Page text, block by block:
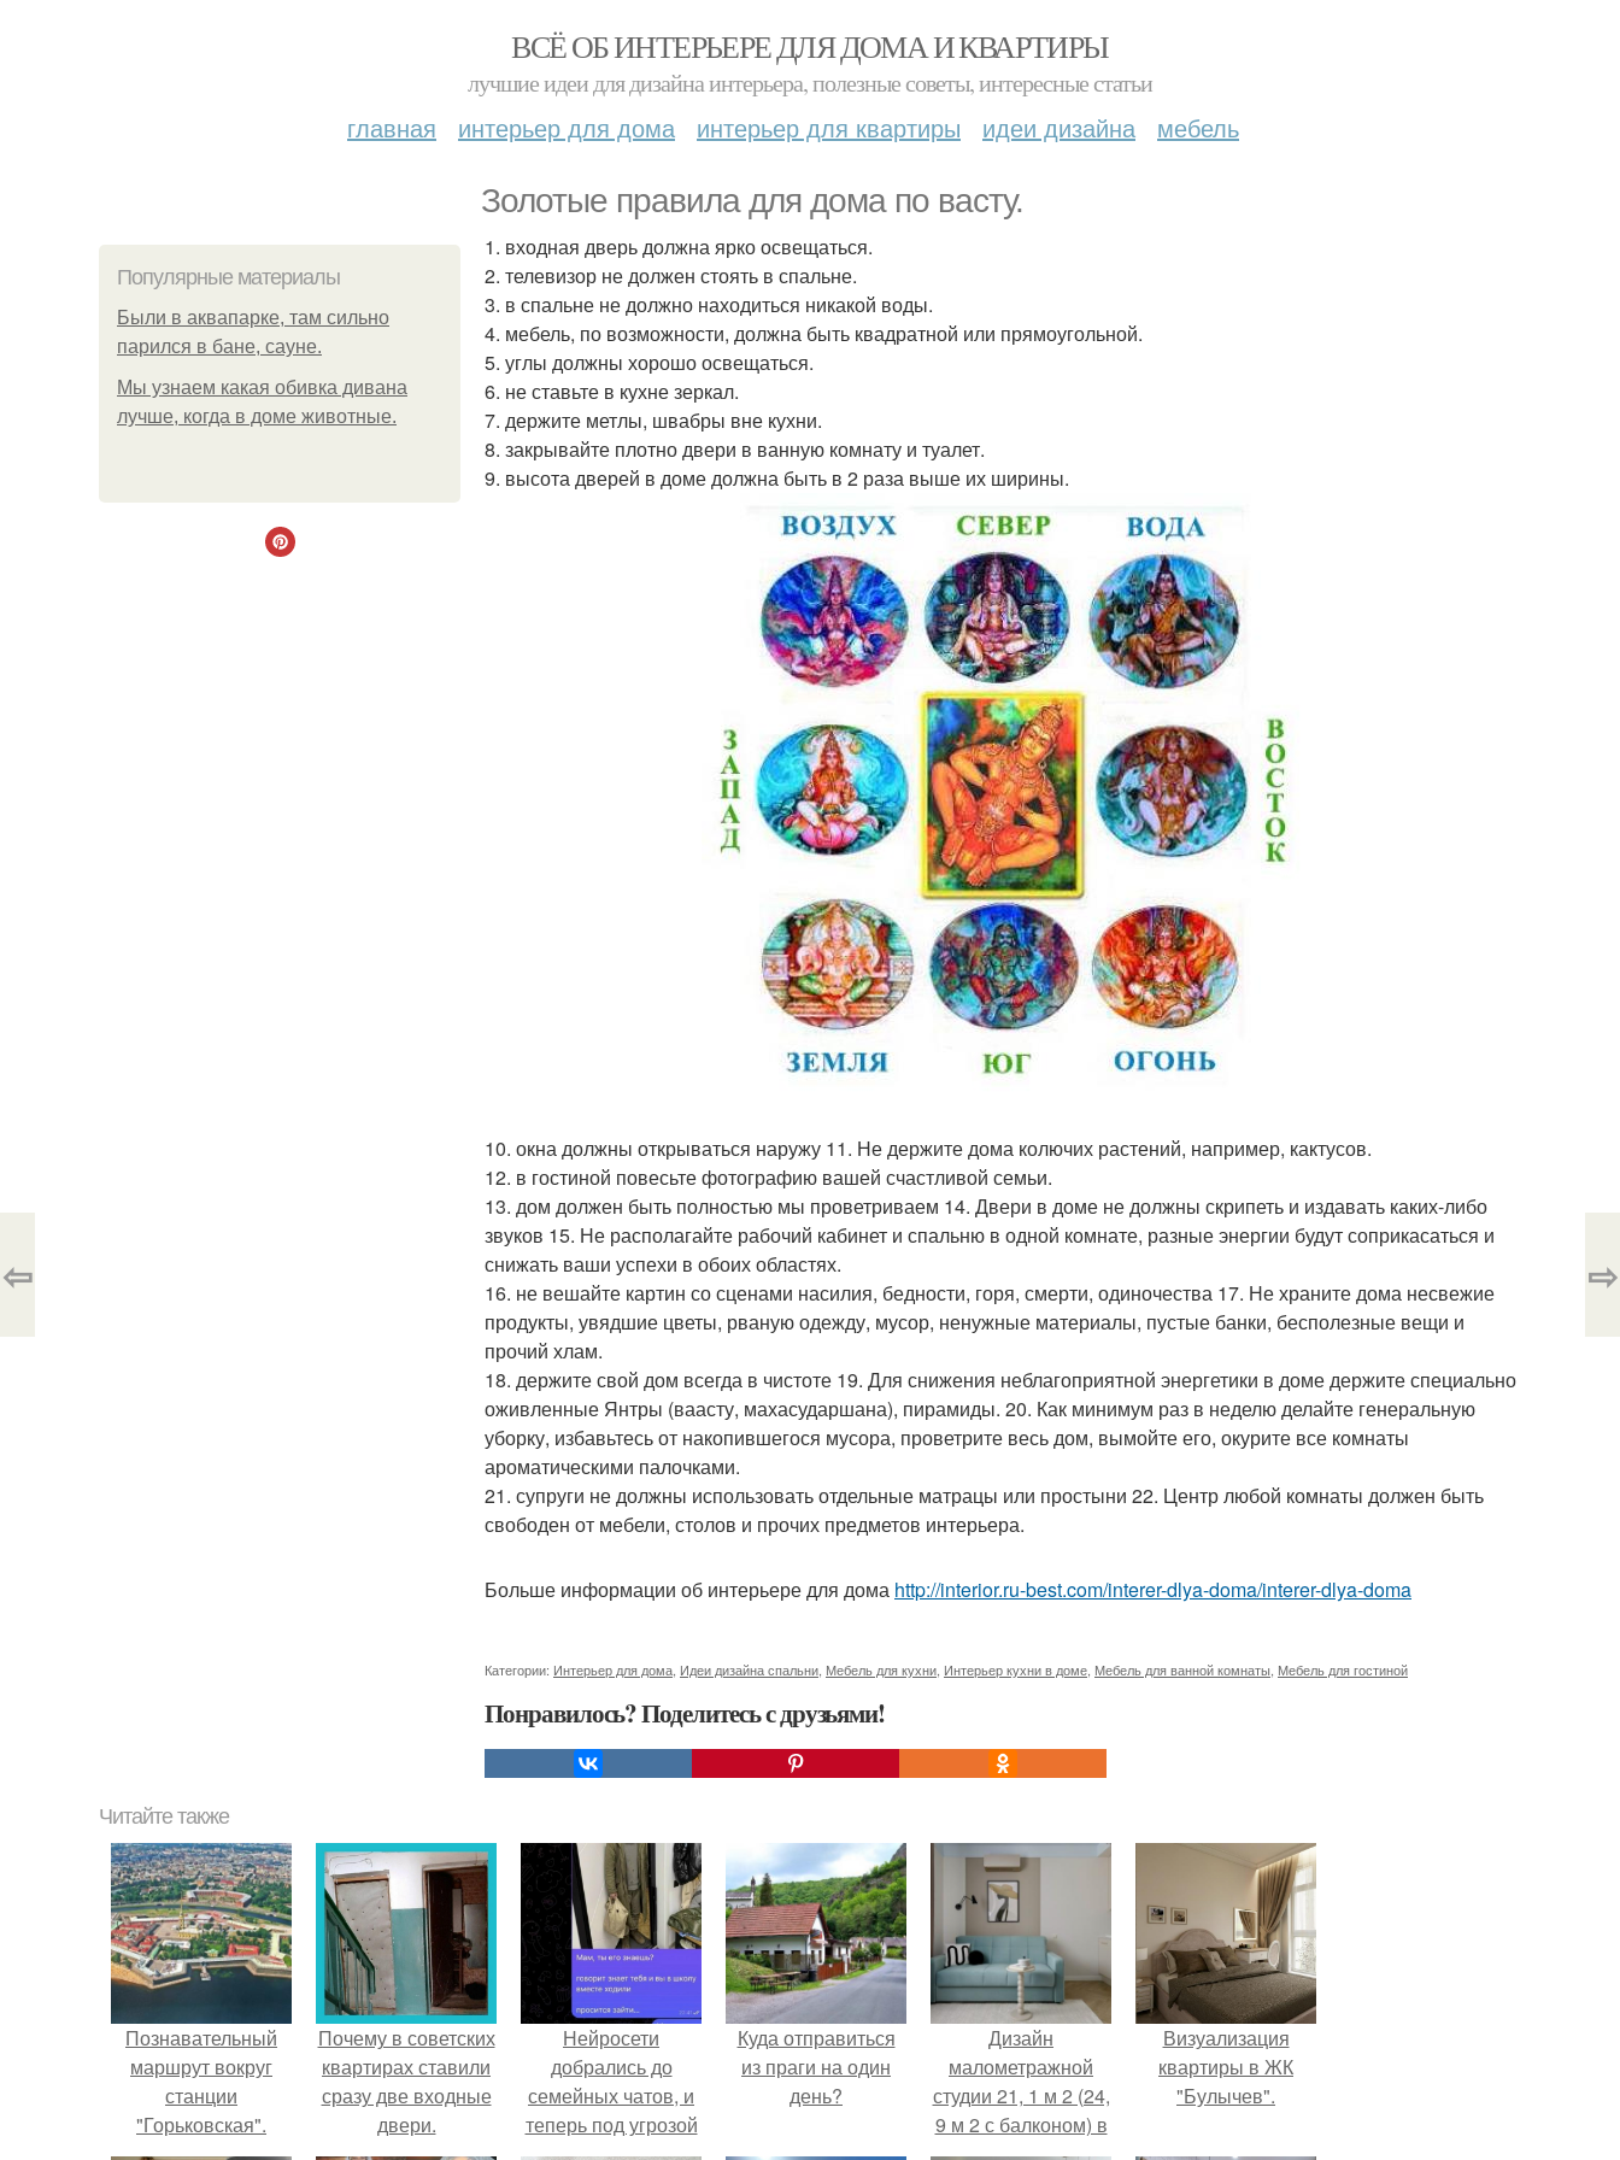
ВСЁ ОБ ИНТЕРЬЕРЕ ДЛЯ ДОМА И КВАРТИРЫ
лучшие идеи для дизайна интерьера, полезные советы, интересные статьи
главная интерьер для дома интерьер для квартиры идеи дизайна мебель
Золотые правила для дома по васту.
Популярные материалы
Были в аквапарке, там сильно
парился в бане, сауне.
Мы узнаем какая обивка дивана
лучше, когда в доме животные.
1. входная дверь должна ярко освещаться.
2. телевизор не должен стоять в спальне.
3. в спальне не должно находиться никакой воды.
4. мебель, по возможности, должна быть квадратной или прямоугольной.
5. углы должны хорошо освещаться.
6. не ставьте в кухне зеркал.
7. держите метлы, швабры вне кухни.
8. закрывайте плотно двери в ванную комнату и туалет.
9. высота дверей в доме должна быть в 2 раза выше их ширины.
10. окна должны открываться наружу 11. Не держите дома колючих растений, например, кактусов.
12. в гостиной повесьте фотографию вашей счастливой семьи.
13. дом должен быть полностью мы проветриваем 14. Двери в доме не должны скрипеть и издавать каких-либо
звуков 15. Не располагайте рабочий кабинет и спальню в одной комнате, разные энергии будут соприкасаться и
снижать ваши успехи в обоих областях.
16. не вешайте картин со сценами насилия, бедности, горя, смерти, одиночества 17. Не храните дома несвежие
продукты, увядшие цветы, рваную одежду, мусор, ненужные материалы, пустые банки, бесполезные вещи и
прочий хлам.
18. держите свой дом всегда в чистоте 19. Для снижения неблагоприятной энергетики в доме держите специально
оживленные Янтры (ваасту, махасударшана), пирамиды. 20. Как минимум раз в неделю делайте генеральную
уборку, избавьтесь от накопившегося мусора, проветрите весь дом, вымойте его, окурите все комнаты
ароматическими палочками.
21. супруги не должны использовать отдельные матрацы или простыни 22. Центр любой комнаты должен быть
свободен от мебели, столов и прочих предметов интерьера.
Больше информации об интерьере для дома http://interior.ru-best.com/interer-dlya-doma/interer-dlya-doma
Категории: Интерьер для дома Идеи дизайна спальни Мебель для кухни Интерьер кухни в доме Мебель для ванной комнаты Мебель для гостиной
Понравилось? Поделитесь с друзьями!
⇦ ⇨
Читайте также
Познавательный
маршрут вокруг
станции
"Горьковская".
Почему в советских
квартирах ставили
сразу две входные
двери.
Нейросети
добрались до
семейных чатов, и
теперь под угрозой
мамины нервы.
Куда отправиться
из праги на один
день?
Дизайн
малометражной
студии 21, 1 м 2 (24,
9 м 2 с балконом) в
Краснодаре.
Визуализация
квартиры в ЖК
"Булычев".